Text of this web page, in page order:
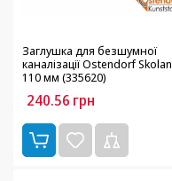
Заглушка для безшумної
каналізації Ostendorf Skolan
110 мм (335620)
240.56 грн